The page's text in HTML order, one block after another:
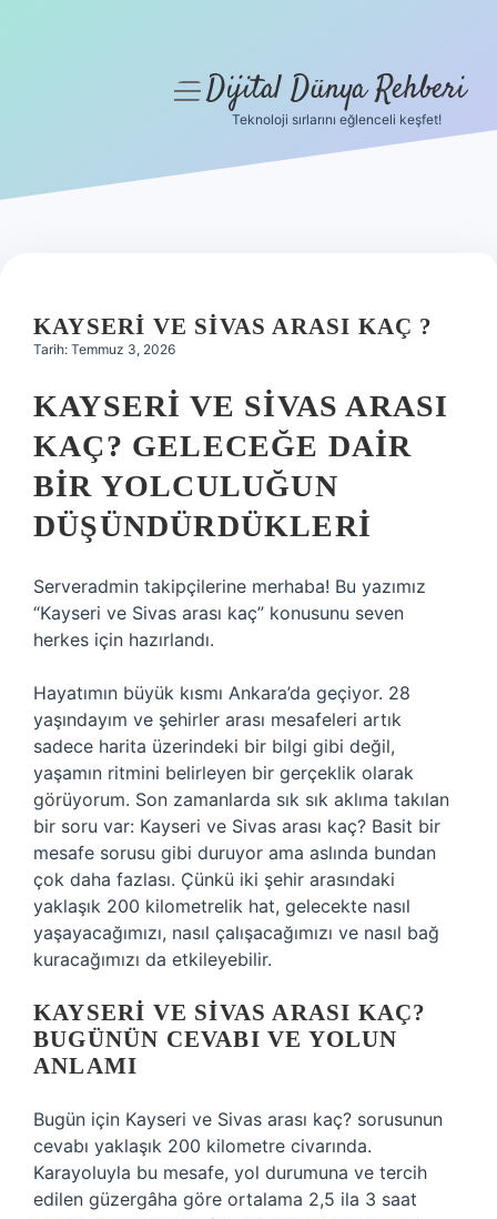
Hakkımızda
menüyüDijital Dünya Rehberi
Teknoloji sırlarını eğlenceli keşfet!
KAYSERI VE SIVAS ARASI KAÇ ?
Tarih: Temmuz 3, 2026
KAYSERI VE SIVAS ARASI
KAÇ? GELECEĞE DAIR
BIR YOLCULUĞUN
DÜŞÜNDÜRDÜKLERI
Serveradmin takipçilerine merhaba! Bu yazımız
“Kayseri ve Sivas arası kaç” konusunu seven
herkes için hazırlandı.
Hayatımın büyük kısmı Ankara’da geçiyor. 28
yaşındayım ve şehirler arası mesafeleri artık
sadece harita üzerindeki bir bilgi gibi değil,
yaşamın ritmini belirleyen bir gerçeklik olarak
görüyorum. Son zamanlarda sık sık aklıma takılan
bir soru var: Kayseri ve Sivas arası kaç? Basit bir
mesafe sorusu gibi duruyor ama aslında bundan
çok daha fazlası. Çünkü iki şehir arasındaki
yaklaşık 200 kilometrelik hat, gelecekte nasıl
yaşayacağımızı, nasıl çalışacağımızı ve nasıl bağ
kuracağımızı da etkileyebilir.
KAYSERI VE SIVAS ARASI KAÇ?
BUGÜNÜN CEVABI VE YOLUN
ANLAMI
Bugün için Kayseri ve Sivas arası kaç? sorusunun
cevabı yaklaşık 200 kilometre civarında.
Karayoluyla bu mesafe, yol durumuna ve tercih
edilen güzergâha göre ortalama 2,5 ila 3 saat